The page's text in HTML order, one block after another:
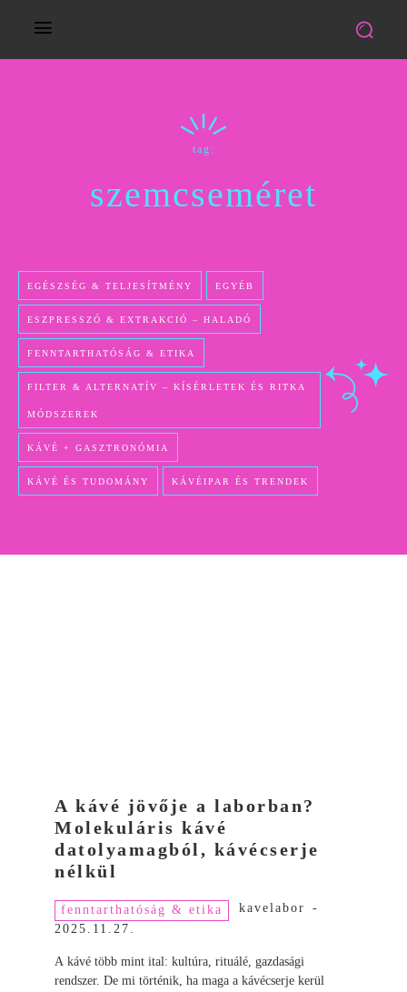
tag:
szemcseméret
EGÉSZSÉG & TELJESÍTMÉNY EGYÉB
ESZPRESSZÓ & EXTRAKCIÓ – HALADÓ
FENNTARTHATÓSÁG & ETIKA
FILTER & ALTERNATÍV – KÍSÉRLETEK ÉS RITKA
MÓDSZEREK
KÁVÉ + GASZTRONÓMIA
KÁVÉ ÉS TUDOMÁNY KÁVÉIPAR ÉS TRENDEK
A kávé jövője a laborban?
Molekuláris kávé
datolyamagból, kávécserje
nélkül
fenntarthatóság & etika kavelabor
-
2025.11.27.
A kávé több mint ital: kultúra, rituálé, gazdasági
rendszer. De mi történik, ha maga a kávécserje kerül